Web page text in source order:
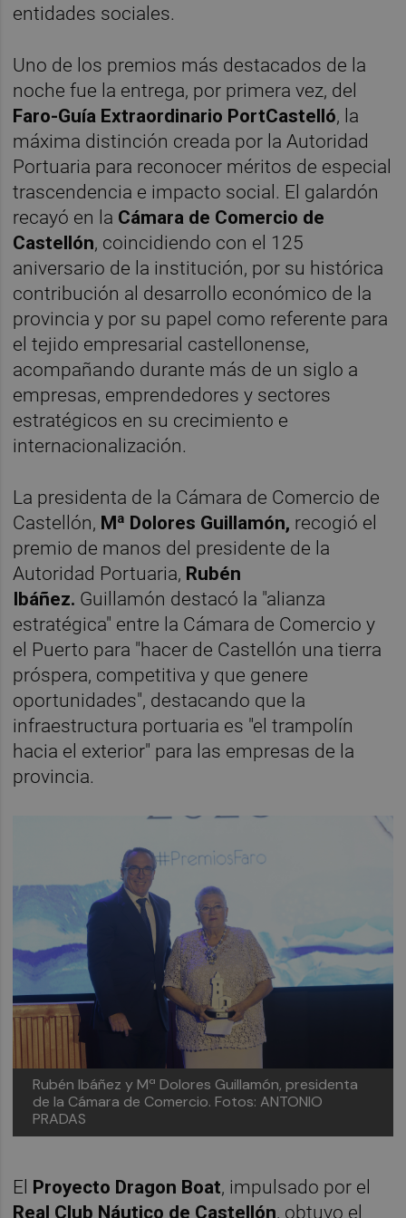
entidades sociales.
Uno de los premios más destacados de la
noche fue la entrega, por primera vez, del
Faro-Guía Extraordinario PortCastelló, la
máxima distinción creada por la Autoridad
Portuaria para reconocer méritos de especial
trascendencia e impacto social. El galardón
recayó en la Cámara de Comercio de
Castellón, coincidiendo con el 125
aniversario de la institución, por su histórica
contribución al desarrollo económico de la
provincia y por su papel como referente para
el tejido empresarial castellonense,
acompañando durante más de un siglo a
empresas, emprendedores y sectores
estratégicos en su crecimiento e
internacionalización.
La presidenta de la Cámara de Comercio de
Castellón, Mª Dolores Guillamón, recogió el
premio de manos del presidente de la
Autoridad Portuaria, Rubén
Ibáñez. Guillamón destacó la "alianza
estratégica" entre la Cámara de Comercio y
el Puerto para "hacer de Castellón una tierra
próspera, competitiva y que genere
oportunidades", destacando que la
infraestructura portuaria es "el trampolín
hacia el exterior" para las empresas de la
provincia.
Rubén Ibáñez y Mª Dolores Guillamón, presidenta
de la Cámara de Comercio. Fotos: ANTONIO
PRADAS
El Proyecto Dragon Boat, impulsado por el
Real Club Náutico de Castellón, obtuvo el